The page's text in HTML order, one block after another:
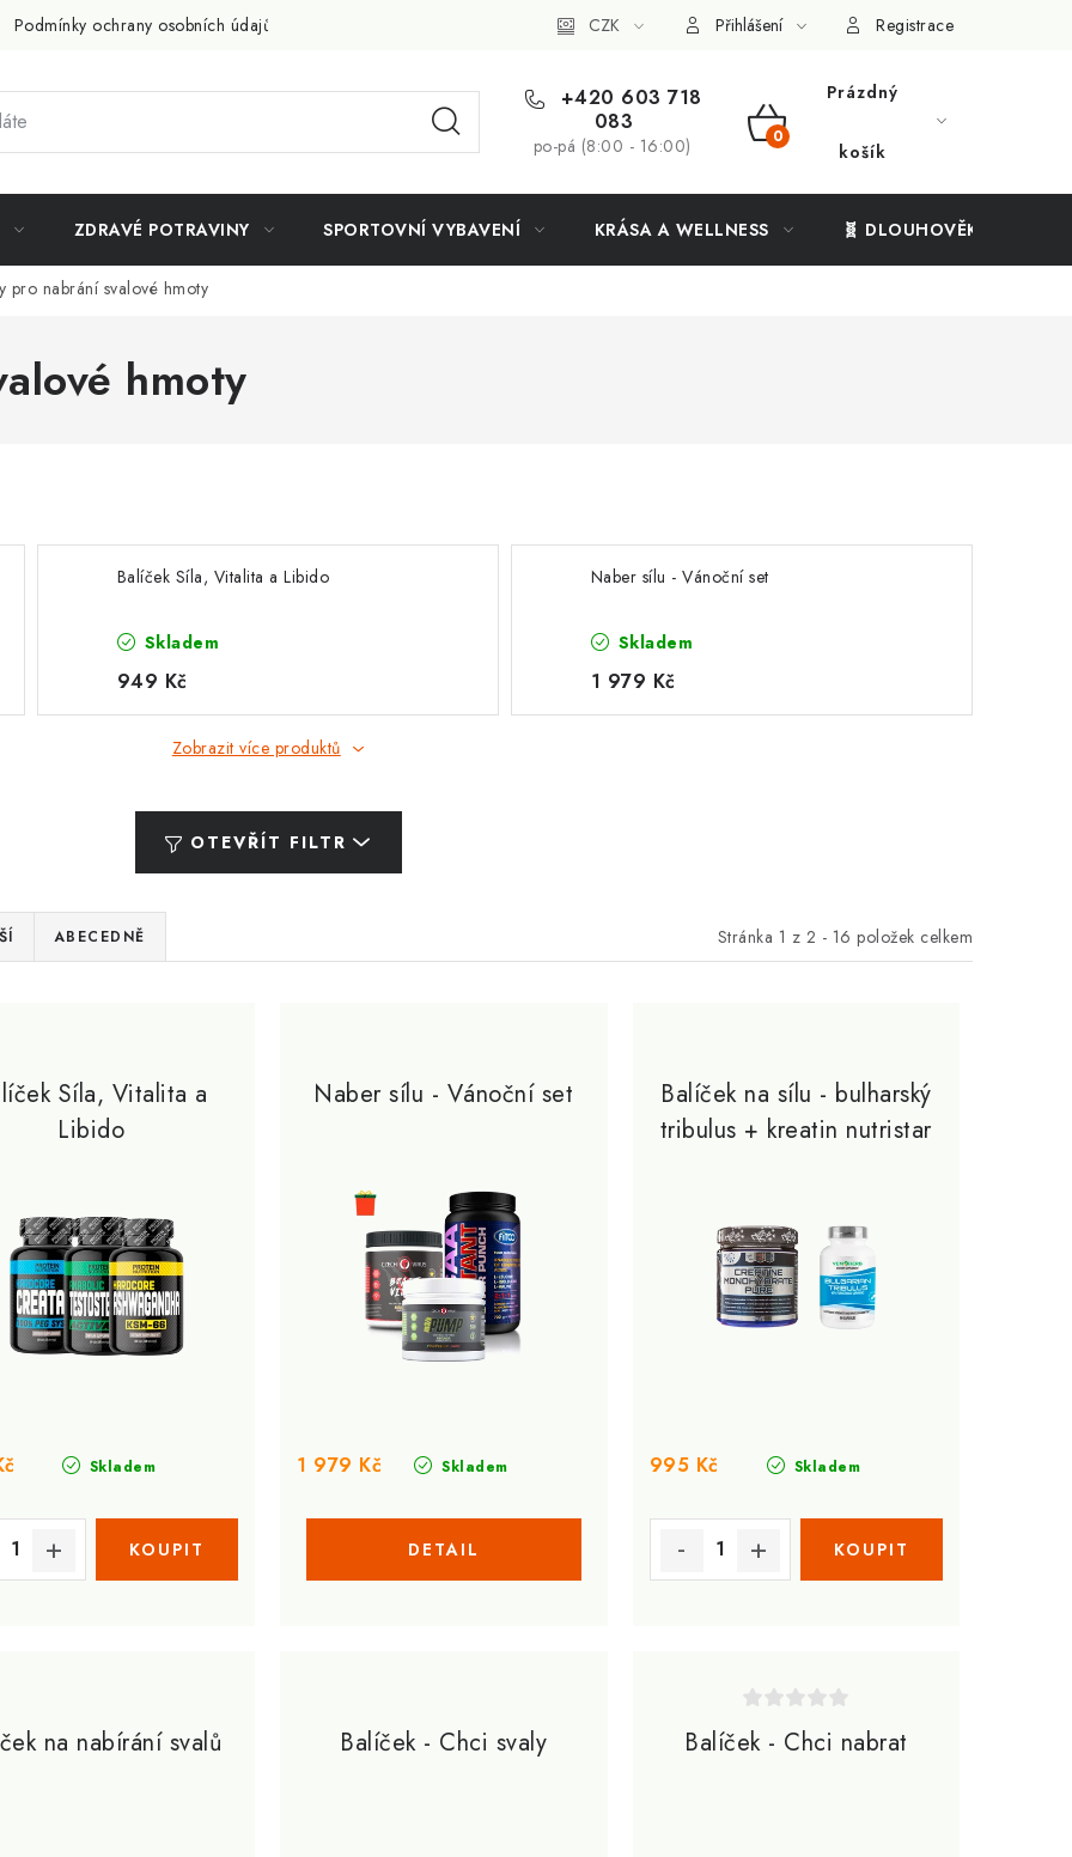
Podmínky ochrany osobních údajů Slevový systém Vše o nákupu
CZK Přihlášení Registrace
+420 603 718
083
po-pá (8:00 - 16:00)
NÁKUPNÍ
Prázdný
košík
ZDRAVÉ POTRAVINY SPORTOVNÍ VYBAVENÍ KRÁSA A WELLNESS 🧬 DLOUHOVĚKOST
pro nabrání svalové hmoty
hmoty
Balíček Síla, Vitalita a Libido
Skladem
949 Kč
Naber sílu - Vánoční set
Skladem
1 979 Kč
Zobrazit více produktů
OTEVŘÍT FILTR
Stránka 1 z 2 - 16 položek celkem
ABECEDNĚ
Síla, Vitalita a
Libido
Skladem
Naber sílu - Vánoční set
Skladem
1 979 Kč
Balíček na sílu - bulharský
tribulus + kreatin nutristar
Skladem
995 Kč
na nabírání svalů Balíček - Chci svaly Balíček - Chci nabrat